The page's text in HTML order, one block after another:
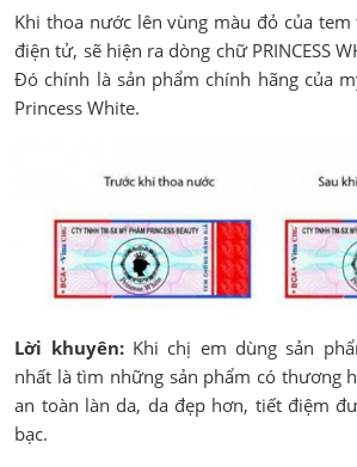
Khi thoa nước lên vùng màu đỏ của tem
điện tử, sẽ hiện ra dòng chữ PRINCESS
Đó chính là sản phẩm chính hãng của
Princess White.
Lời khuyên:Khi chị em dùng sản
nhất là tìm những sản phẩm có thương
an toàn làn da, da đẹp hơn, tiết điệm
bạc.